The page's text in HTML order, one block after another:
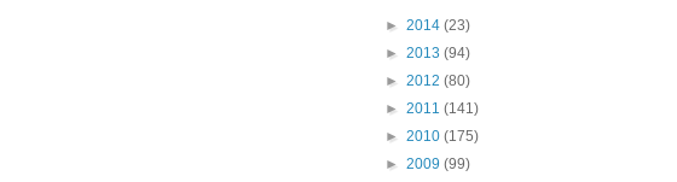
► 2014 (23)
► 2013 (94)
► 2012 (80)
► 2011 (141)
► 2010 (175)
► 2009 (99)